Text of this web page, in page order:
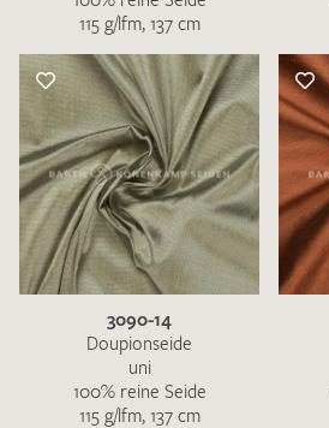
115 g/lfm, 137 cm
3090-14
Doupionseide
uni
100% reine Seide
115 g/lfm, 137 cm